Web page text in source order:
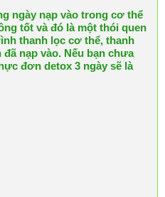
ngày nạp vào trong cơ thể
tốt và đó là một thói quen
thanh lọc cơ thể, thanh
nạp vào. Nếu bạn chưa
đơn detox 3 ngày sẽ là